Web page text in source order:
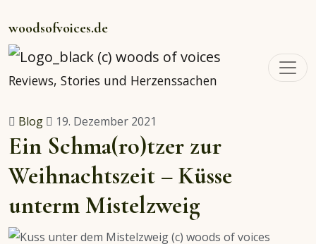
woodsofvoices.de
Reviews, Stories und Herzenssachen
Blog 19. Dezember 2021
Ein Schma(ro)tzer zur
Weihnachtszeit – Küsse
unterm Mistelzweig